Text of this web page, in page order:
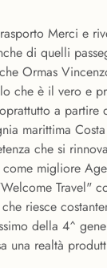
Merci e
di quelli
Ormas
che è il vero e
a
marittima
che si
migliore
Travel"
riesce
della 4^
realtà